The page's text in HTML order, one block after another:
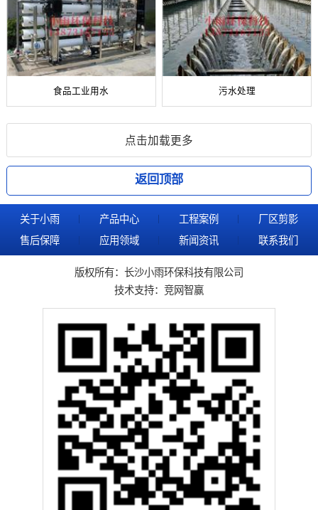
食品工业用水 污水处理
点击加载更多
返回顶部
关于小雨 产品中心 工程案例
厂区剪影
售后保障
应用领域 新闻资讯 联系我们
版权所有：长沙小雨环保科技有限公司
技术支持： 竞网智赢